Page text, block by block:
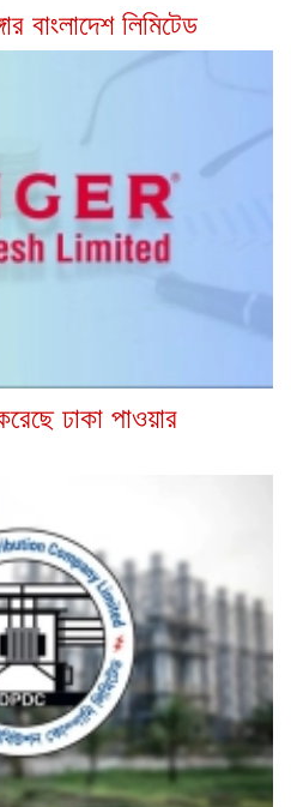
বাংলাদেশ লিমিটেড
ঢাকা পাওয়ার